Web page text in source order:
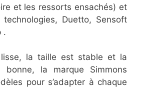
et les ressorts ensachés) et
Duetto, Sensoft
.
la taille est stable et la
la marque Simmons
pour s’adapter à chaque